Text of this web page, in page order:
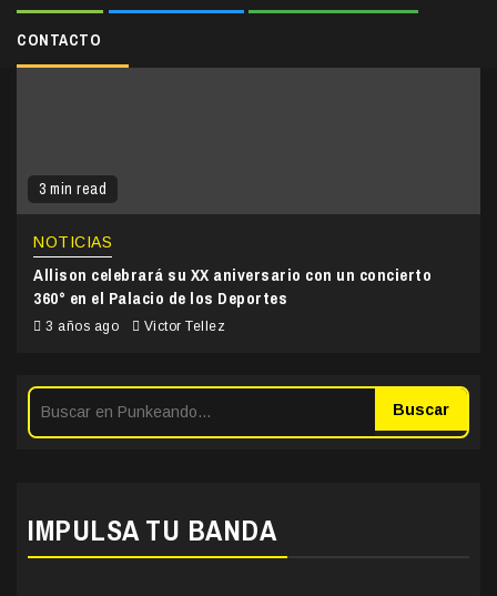
CONTACTO
3 min read
NOTICIAS
Allison celebrará su XX aniversario con un concierto
360° en el Palacio de los Deportes
3 años ago Victor Tellez
Buscar
IMPULSA TU BANDA